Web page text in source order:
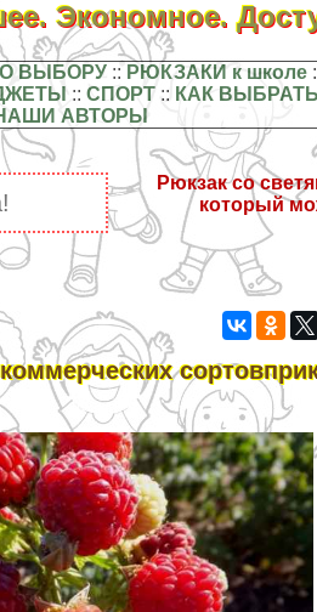
Экономное.
ВЫБОРУ:: РЮКЗАКИ к школе
::СПОРТ :: КАК
АВТОРЫ
Рюкзак со
который